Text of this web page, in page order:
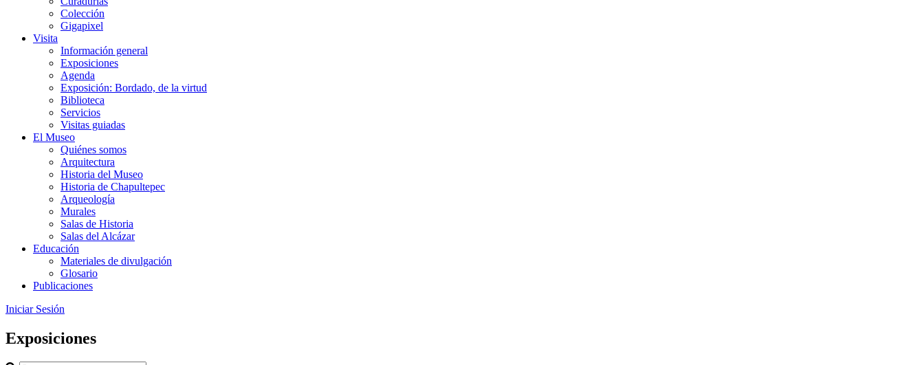
Colección
Gigapixel
Visita
Información general
Exposiciones
Agenda
Exposición: Bordado, de la virtud
Biblioteca
Servicios
Visitas guiadas
El Museo
Quiénes somos
Arquitectura
Historia del Museo
Historia de Chapultepec
Arqueología
Murales
Salas de Historia
Salas del Alcázar
Educación
Materiales de divulgación
Glosario
Publicaciones
Iniciar Sesión
Exposiciones